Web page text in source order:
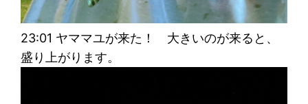
23:01 ヤママユが来た！ 大きいのが来ると、
盛り上がります。